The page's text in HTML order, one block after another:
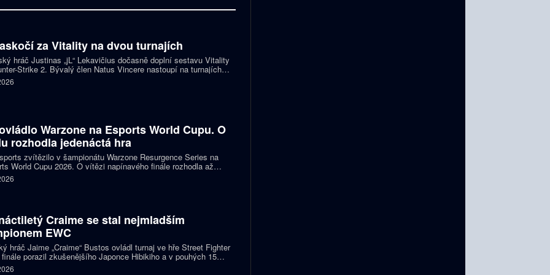
za Vitality na dvou turnajích
hráč Justinas „jL“ Lekavičius dočasně doplní sestavu Vitality
Strike 2. Bývalý člen Natus Vincere nastoupí na turnajích
Open Porto a PGL Masters Bucharest.
Warzone na Esports World Cupu. O
rozhodla jedenáctá hra
zvítězilo v šampionátu Warzone Resurgence Series na
World Cupu 2026. O vítězi napínavého finále rozhodla až
hra, do které vstupovalo s šancí na titul hned pět týmů.
Craime se stal nejmladším
EWC
hráč Jaime „Craime“ Bustos ovládl turnaj ve hře Street Fighter
porazil zkušenějšího Japonce Hibikiho a v pouhých 15
se stal nejmladším vítězem v historii Esports World Cupu.